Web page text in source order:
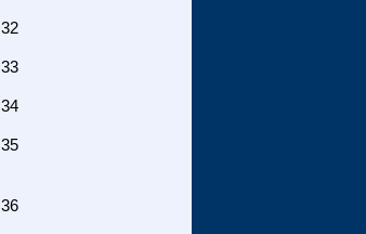
32
33
34
35
36